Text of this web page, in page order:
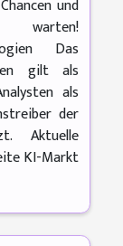
und
warten!
Das
gilt als
als
der
Aktuelle
KI-Markt